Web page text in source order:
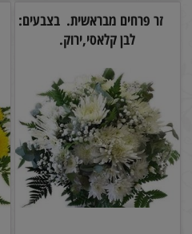
זר פרחים מבראשית. בצבעים:
לבן קלאסי,ירוק.